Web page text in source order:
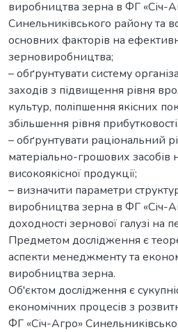
виробництва зерна в ФГ «Січ-
Синельниківського району та
основних факторів на
зерновиробництва;
– обґрунтувати систему
заходів з підвищення рівня
культур, поліпшення якісних
збільшення рівня прибутковості
– обґрунтувати раціональний
матеріально-грошових
високоякісної продукції;
– визначити параметри
виробництва зерна в ФГ «Січ-
доходності зернової галузі на
Предметом дослідження є
аспекти менеджменту та
виробництва зерна.
Об'єктом дослідження є
економічних процесів з
ФГ «Січ-Агро»